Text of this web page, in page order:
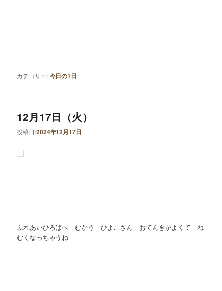
カテゴリー:今日の1日
12月17日（火）
投稿日:2024年12月17日
ふれあいひろばへ むかう ひよこさん おてんきがよくて ね
むくなっちゃうね